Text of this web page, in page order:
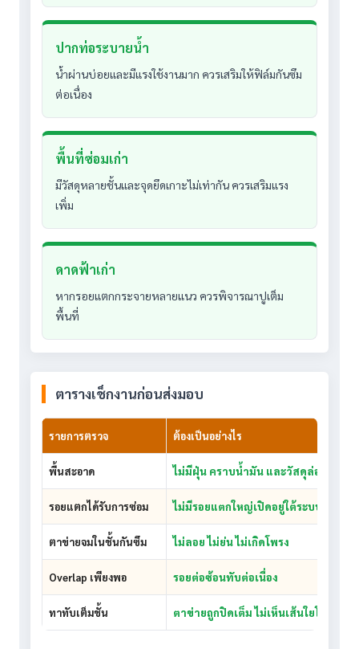
ปากท่อระบายน้ำ
น้ำผ่านบ่อยและมีแรงใช้งานมาก ควรเสริมให้ฟิล์มกันซึม
ต่อเนื่อง
พื้นที่ซ่อมเก่า
มีวัสดุหลายชั้นและจุดยึดเกาะไม่เท่ากัน ควรเสริมแรง
เพิ่ม
ดาดฟ้าเก่า
หากรอยแตกกระจายหลายแนว ควรพิจารณาปูเต็ม
พื้นที่
ตารางเช็กงานก่อนส่งมอบ
รายการตรวจ ต้องเป็นอย่างไร
พื้นสะอาด ไม่มีฝุ่น คราบน้ำมัน และวัสดุล่อน
รอยแตกได้รับการซ่อม ไม่มีรอยแตกใหญ่เปิดอยู่ใต้ระบบ
ตาข่ายจมในชั้นกันซึม ไม่ลอย ไม่ย่น ไม่เกิดโพรง
Overlap เพียงพอ รอยต่อซ้อนทับต่อเนื่อง
ทาทับเต็มชั้น ตาข่ายถูกปิดเต็ม ไม่เห็นเส้นใยโผล่